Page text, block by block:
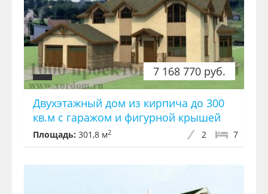
7 168 770 руб.
Двухэтажный дом из кирпича до 300
кв.м с гаражом и фигурной крышей
Площадь: 301,8 м2 7
2